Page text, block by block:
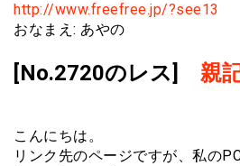
http://www.freefree.jp/?see13
おなまえ: あやの
[No.2720のレス] 親
こんにちは。
リンク先のページですが、私の